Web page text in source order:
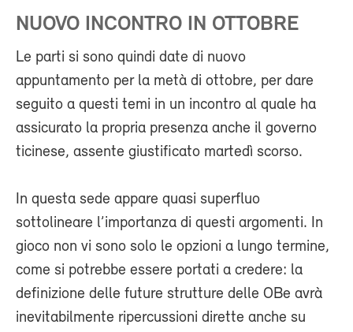
NUOVO INCONTRO IN OTTOBRE
Le parti si sono quindi date di nuovo
appuntamento per la metà di ottobre, per dare
seguito a questi temi in un incontro al quale ha
assicurato la propria presenza anche il governo
ticinese, assente giustificato martedì scorso.
In questa sede appare quasi superfluo
sottolineare l’importanza di questi argomenti. In
gioco non vi sono solo le opzioni a lungo termine,
come si potrebbe essere portati a credere: la
definizione delle future strutture delle OBe avrà
inevitabilmente ripercussioni dirette anche su